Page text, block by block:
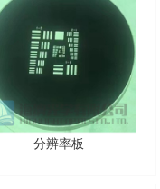
分辨率板